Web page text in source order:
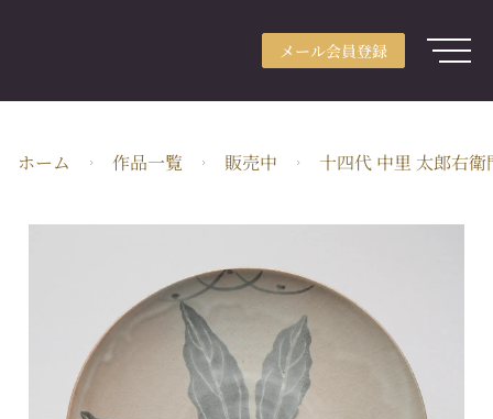
メール会員登録
用途別検索
分野別検索
ガイド
JA・JPY
ホーム 作品一覧 販売中 十四代 中里 太郎右衛